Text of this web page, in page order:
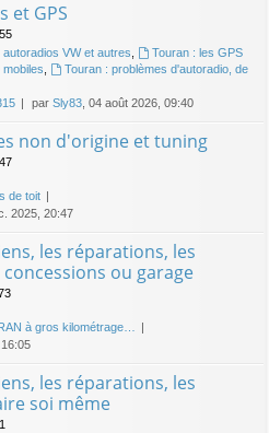
et GPS
autoradios VW et autres
Touran : les GPS
Touran : problèmes d'autoradio, de
par Sly83 , 04 août 2026, 09:40
non d'origine et tuning
de toit
2025, 20:47
les réparations, les
ou garage
à gros kilométrage…
16:05
les réparations, les
soi même